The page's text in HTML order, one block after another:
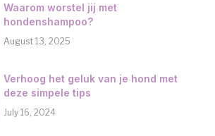
Waarom worstel jij met
hondenshampoo?
August 13, 2025
Verhoog het geluk van je hond met
deze simpele tips
July 16, 2024